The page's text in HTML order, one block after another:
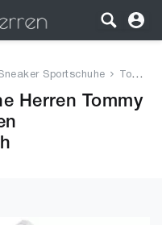
Sportschuhe Tommy Hilfiger Adaptive Herren...
Herren Tommy